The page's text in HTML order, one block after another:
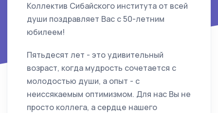
Коллектив Сибайского института от всей
души поздравляет Вас с 50-летним
юбилеем!
Пятьдесят лет - это удивительный
возраст, когда мудрость сочетается с
молодостью души, а опыт - с
неиссякаемым оптимизмом. Для нас Вы не
просто коллега, а сердце нашего